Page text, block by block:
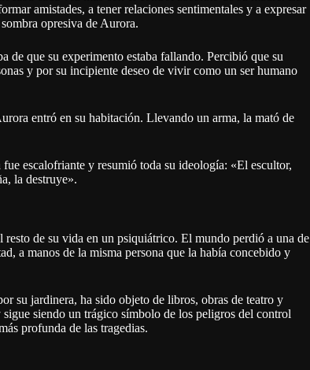
amistades, a tener relaciones sentimentales y a expresar
opresiva de Aurora.
de que su experimento estaba fallando. Percibió que su
y por su incipiente deseo de vivir como un ser humano
entró en su habitación. Llevando un arma, la mató de
escalofriante y resumió toda su ideología: «El escultor,
la destruye».
de su vida en un psiquiátrico. El mundo perdió a una de
a manos de la misma persona que la había concebido y
su jardinera, ha sido objeto de libros, obras de teatro y
siendo un trágico símbolo de los peligros del control
profunda de las tragedias.